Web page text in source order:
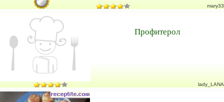
mary33
Профитерол
lady_LANA